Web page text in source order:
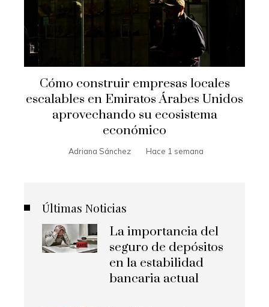
Cómo construir empresas locales
escalables en Emiratos Árabes Unidos
aprovechando su ecosistema
económico
Adriana Sánchez Hace 1 semana
Últimas Noticias
La importancia del
seguro de depósitos
en la estabilidad
bancaria actual